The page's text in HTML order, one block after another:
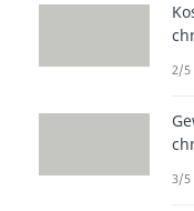
2/5
3/5